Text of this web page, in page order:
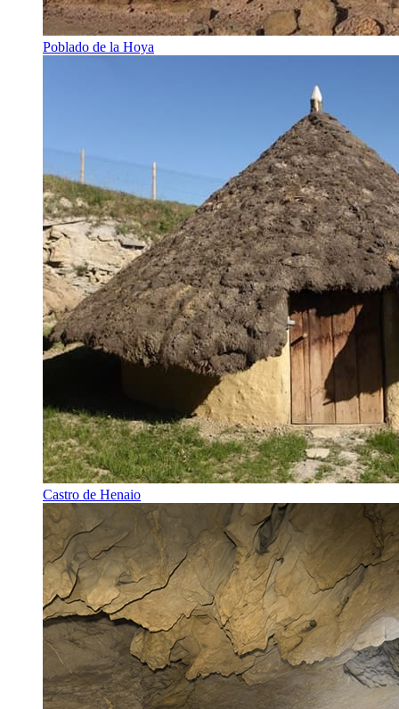
Poblado de la Hoya
Castro de Henaio